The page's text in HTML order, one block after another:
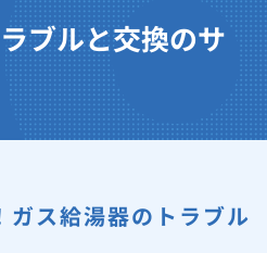
動
ロバブルバスユニット）
ブルと交換のサ
ガス給湯器のトラブル